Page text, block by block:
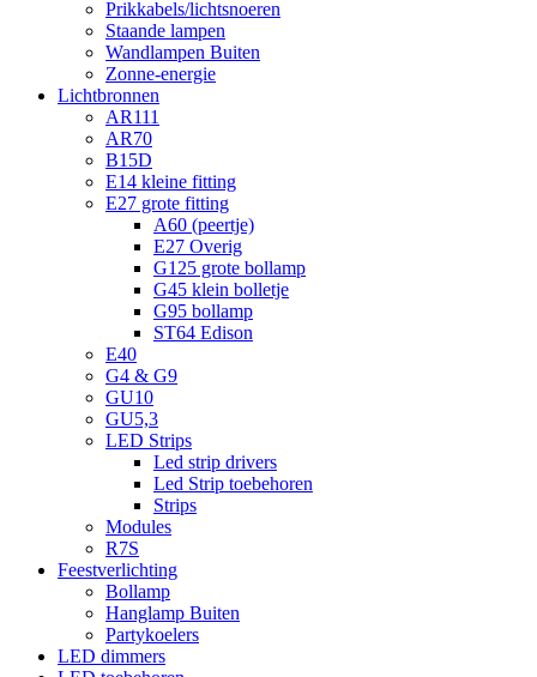
Prikkabels/lichtsnoeren
Staande lampen
Wandlampen Buiten
Zonne-energie
Lichtbronnen
AR111
AR70
B15D
E14 kleine fitting
E27 grote fitting
A60 (peertje)
E27 Overig
G125 grote bollamp
G45 klein bolletje
G95 bollamp
ST64 Edison
E40
G4 & G9
GU10
GU5,3
LED Strips
Led strip drivers
Led Strip toebehoren
Strips
Modules
R7S
Feestverlichting
Bollamp
Hanglamp Buiten
Partykoelers
LED dimmers